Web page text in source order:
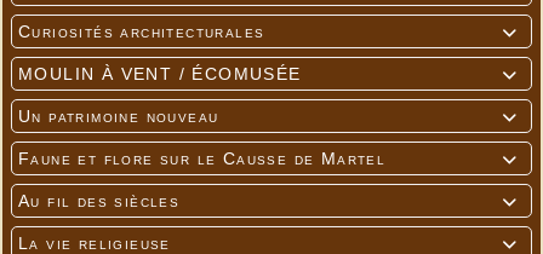

Curiosités architecturales

MOULIN À VENT / ÉCOMUSÉE

Un patrimoine nouveau

Faune et flore sur le Causse de Martel

Au fil des siècles

La vie religieuse